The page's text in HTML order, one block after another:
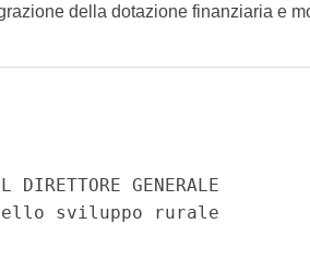
della dotazione finanziaria e